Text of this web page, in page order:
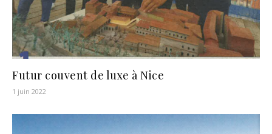
Futur couvent de luxe à Nice
1 juin 2022